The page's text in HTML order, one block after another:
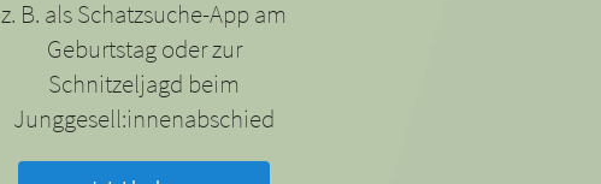
z. B. als Schatzsuche-App am
Geburtstag oder zur
Schnitzeljagd beim
Junggesell:innenabschied